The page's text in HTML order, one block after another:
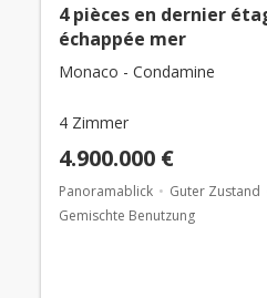
4 pièces en dernier
échappée mer
Monaco - Condamine
4 Zimmer
4.900.000 €
Panoramablick Guter Zustand
Gemischte Benutzung